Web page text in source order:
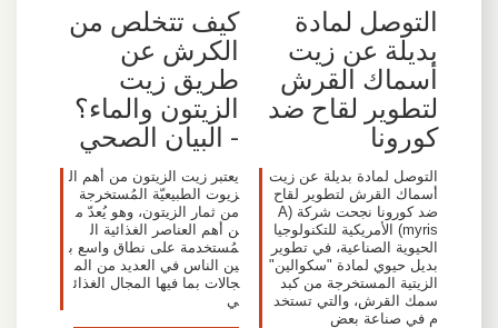
التوصل لمادة
بديلة عن زيت
أسماك القرش
لتطوير لقاح ضد
كورونا
التوصل لمادة بديلة عن زيت
أسماك القرش لتطوير لقاح
ضد كورونا نجحت شركة (A
myris) الأمريكية للتكنولوجيا
الحيوية الصناعية، في تطوير
بديل حيوي لمادة "سكوالين"
الزيتية المستخرجة من كبد
سمك القرش، والتي تستخد
م في صناعة بعض
كيف تتخلص من
الكرش عن
طريق زيت
الزيتون والماء؟
- البيان الصحي
يعتبر زيت الزيتون من أهم ال
زيوت الطبيعيّة المُستخرجة
من ثمار الزيتون، وهو يُعدّ م
ن أهم العناصر الغذائية ال
مُستخدمة على نطاق واسع ب
ين الناس في العديد من الم
جالات بما فيها المجال الغذائ
ي